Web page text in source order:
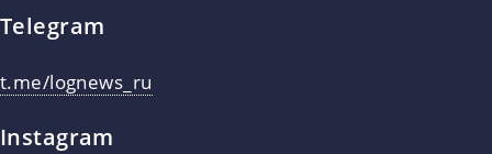
Telegram
t.me/lognews_ru
Instagram